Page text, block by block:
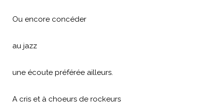
Ou encore concéder
au jazz
une écoute préférée ailleurs.
A cris et à choeurs de rockeurs